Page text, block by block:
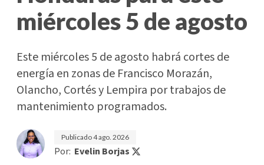
miércoles 5 de agosto
Este miércoles 5 de agosto habrá cortes de
energía en zonas de Francisco Morazán,
Olancho, Cortés y Lempira por trabajos de
mantenimiento programados.
Publicado4 ago. 2026
Por: Evelin Borjas